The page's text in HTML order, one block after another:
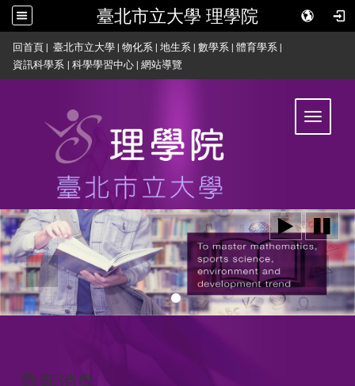
臺北市立大學 理學院
回首頁 | 臺北市立大學 | 物化系 | 地生系 | 數學系 | 體育學系 |
資訊科學系 | 科學學習中心 | 網站導覽
Toggle